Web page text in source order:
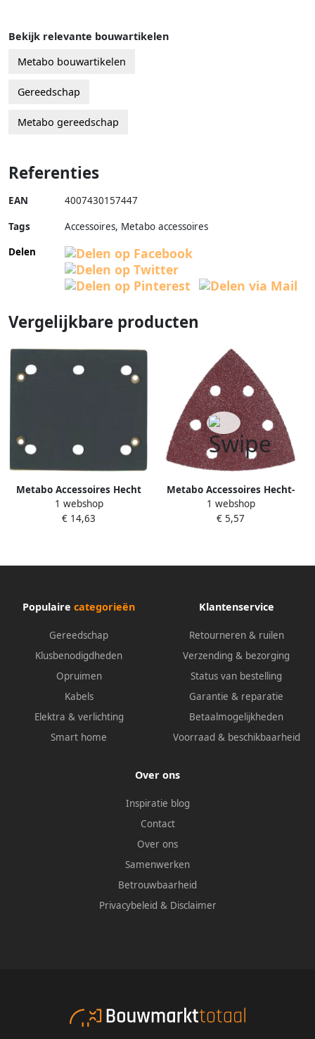
Bekijk relevante bouwartikelen
Metabo bouwartikelen
Gereedschap
Metabo gereedschap
Referenties
EAN 4007430157447
Tags
Accessoires, Metabo accessoires
Delen
Vergelijkbare producten
Metabo Accessoires Hecht
schuurzool voor FSR 200
(reserve) 625657000
1 webshop
€ 14,63
Metabo Accessoires Hecht-
driehoekschuurbladen (5 st.)
P60 geperf. 624941000
1 webshop
€ 5,57
Populaire categorieën
Gereedschap
Klusbenodigdheden
Opruimen
Kabels
Elektra & verlichting
Smart home
Klantenservice
Retourneren & ruilen
Verzending & bezorging
Status van bestelling
Garantie & reparatie
Betaalmogelijkheden
Voorraad & beschikbaarheid
Over ons
Inspiratie blog
Contact
Over ons
Samenwerken
Betrouwbaarheid
Privacybeleid & Disclaimer